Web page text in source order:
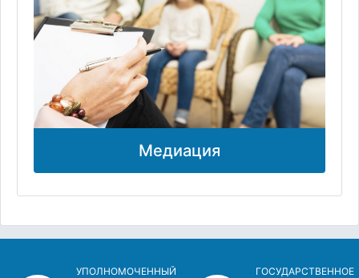
Медиация
УПОЛНОМОЧЕННЫЙ
ГОСУДАРСТВЕННОЕ